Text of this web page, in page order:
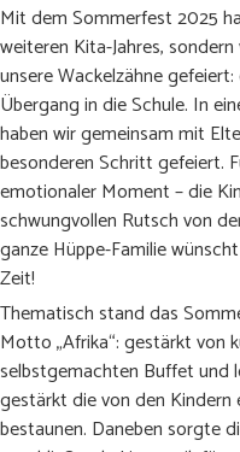
Mit dem Sommerfest 2025
weiteren Kita-Jahres,
unsere Wackelzähne
Übergang in die Schule. In
haben wir gemeinsam mit
besonderen Schritt gefeiert.
emotionaler Moment – die
schwungvollen Rutsch von
ganze Hüppe-Familie
Zeit!
Thematisch stand das
Motto „Afrika“: gestärkt von
selbstgemachten Buffet und
gestärkt die von den
bestaunen. Daneben sorgte